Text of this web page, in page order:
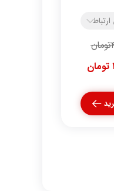
تومان